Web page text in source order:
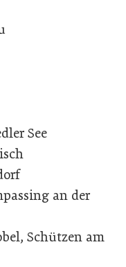
See
an der
Schützen am